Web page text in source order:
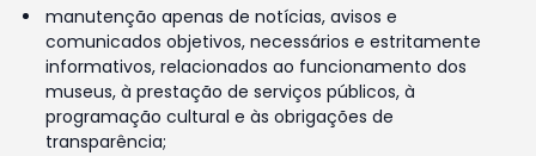
manutenção apenas de notícias, avisos e
comunicados objetivos, necessários e estritamente
informativos, relacionados ao funcionamento dos
museus, à prestação de serviços públicos, à
programação cultural e às obrigações de
transparência;